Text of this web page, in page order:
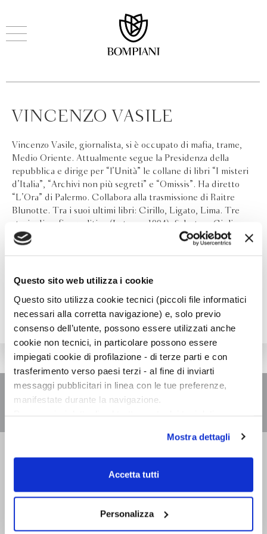
Questo sito web utilizza i cookie
Questo sito utilizza cookie tecnici (piccoli file informatici
necessari alla corretta navigazione) e, solo previo
consenso dell’utente, possono essere utilizzati anche
cookie non tecnici, in particolare possono essere
impiegati cookie di profilazione - di terze parti e con
trasferimento verso paesi terzi - al fine di inviarti
messaggi pubblicitari in linea con le tue preferenze,
manifestate durante la navigazione.
scelte privacy sui cookie, ti invitiamo a prendere visione
dell’informativa cookie.
Chiudendo il banner tramite la “X” prosegui la
dei soli cookie tecnici. Selezionando “Accetta tutti” presti
il tuo consenso alla profilazione che potrai revocare in
ogni momentoRevoca
Mostra dettagli
Accetta tutti
Personalizza
VINCENZO VASILE
Vincenzo Vasile, giornalista, si è occupato di mafia, trame,
Medio Oriente. Attualmente segue la Presidenza della
repubblica e dirige per “l’Unità” le collane di libri “I misteri
d’Italia”, “Archivi non più segreti” e “Omissis”. Ha diretto
“L’Ora” di Palermo. Collabora alla trasmissione di Raitre
Blunotte. Tra i suoi ultimi libri: Cirillo, Ligato, Lima. Tre
storie di mafia e politica (Laterza, 1994), Salvatore Giuliano,
bandito a stelle e a strisce (Baldini Castoldi e Dalai, 2004),
50139 Firenze